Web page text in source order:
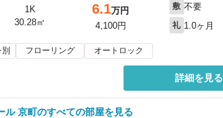
1K
30.28㎡
6.1万円
4,100円
敷 不要
礼 1.0ヶ月
フローリング オートロック
詳細を見る
ル 京町のすべての部屋を見る